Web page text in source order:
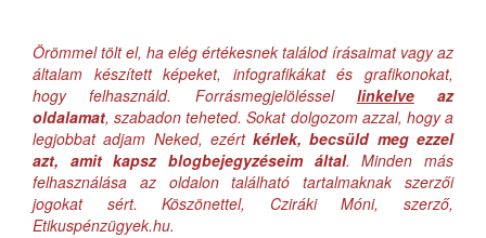
Örömmel tölt el, ha elég értékesnek találod írásaimat vagy az
általam készített képeket, infografikákat és grafikonokat,
hogy felhasználd. Forrásmegjelöléssel linkelveaz
oldalamat, szabadon teheted. Sokat dolgozom azzal, hogy a
legjobbat adjam Neked, ezértkérlek, becsüld meg ezzel
azt, amit kapsz blogbejegyzéseim által. Minden más
felhasználása az oldalon található tartalmaknak szerzői
jogokat sért. Köszönettel, Cziráki Móni, szerző,
Etikuspénzügyek.hu.